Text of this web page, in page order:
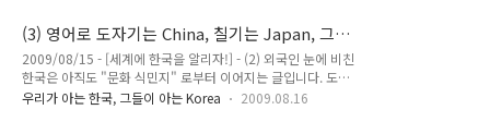
할 수밖에 없었습니다. 왜냐하면, 한국 요리 명이 영문으로 표기
된 것은 찾을 ..
다. 오랜만에 한국을 방문 했다 들어오는 길에 한국 여권도 갱신
을 해서 들어 왔는데, 예전과는 다르게 저의 한국 이름의 영문 표
기법이 바뀌었더군요. 예전에는 한국인의 영문 이름 표기법이외
무부 직원 혹은 여권 신청자의 임의대로 여러 방법으로 표기가
될 수 있었습니다. 예를 들어 “오석현” 이라는 이름의 한국인의
(3) 영어로 도자기는 China, 칠기는 Japan, 그럼
Korea는?
2009/08/15 - [세계에 한국을 알리자!] - (2) 외국인 눈에 비친
한국은 아직도 "문화 식민지" 로부터 이어지는 글입니다. 도자
기는 China, 칠기는 Japan! 비즈니스 용어 중에 시장 선점 우위
우리가 아는 한국, 그들이 아는 Korea 2009.08.16